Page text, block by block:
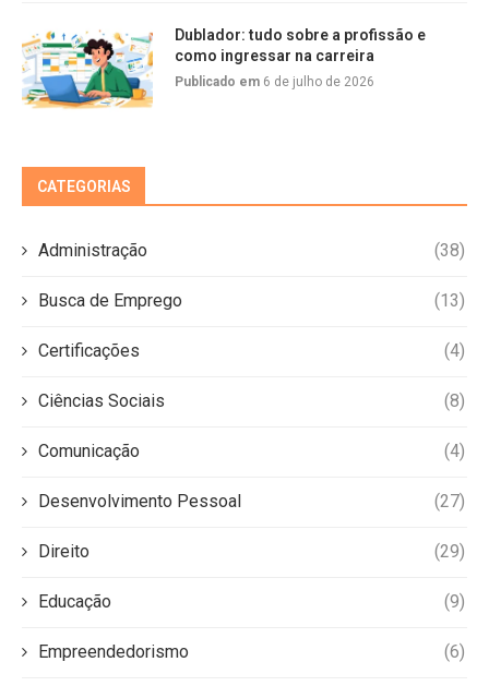
Dublador: tudo sobre a profissão e
como ingressar na carreira
Publicado em 6 de julho de 2026
CATEGORIAS
Administração (38)
Busca de Emprego (13)
Certificações (4)
Ciências Sociais (8)
Comunicação (4)
Desenvolvimento Pessoal (27)
Direito (29)
Educação (9)
Empreendedorismo (6)